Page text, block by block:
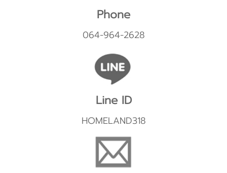
Phone
064-964-2628
Line ID
HOMELAND318